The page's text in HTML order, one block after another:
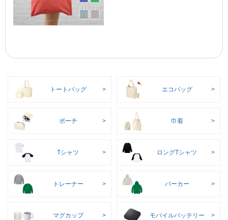
トートバッグ エコバッグ
ポーチ 巾着
Tシャツ ロングTシャツ
トレーナー パーカー
マグカップ モバイルバッテリー